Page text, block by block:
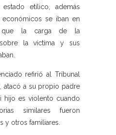
etílico, además
se iban en
la carga de la
la víctima y sus
refirió al Tribunal
atacó a su propio padre
hijo es violento cuando
similares fueron
y otros familiares.